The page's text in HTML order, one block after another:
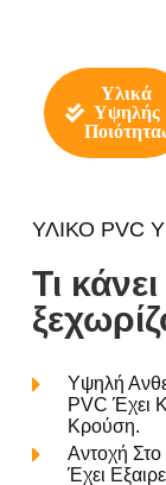
Υλικά
Υψηλής
ΥΛΙΚΌ PVC
Τι
Υψηλή
PVC Έχει
Κρούση.
Αντοχή
Έχει